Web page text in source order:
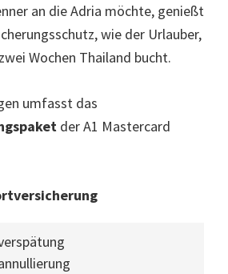
an die Adria möchte, genießt
wie der Urlauber,
Wochen Thailand bucht.
umfasst das
der A1 Mastercard